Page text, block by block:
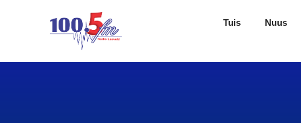
Tuis Nuus